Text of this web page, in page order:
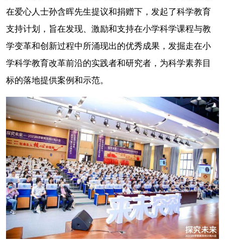
在爱心人士孙含晖先生提议和捐赠下，发起了科学教育
支持计划，旨在发现、激励和支持在小学科学课程与教
学变革和创新过程中所涌现出的优秀成果，发掘走在小
学科学教育改革前沿的实践者和研究者，为科学素养目
标的落地提供案例和示范。